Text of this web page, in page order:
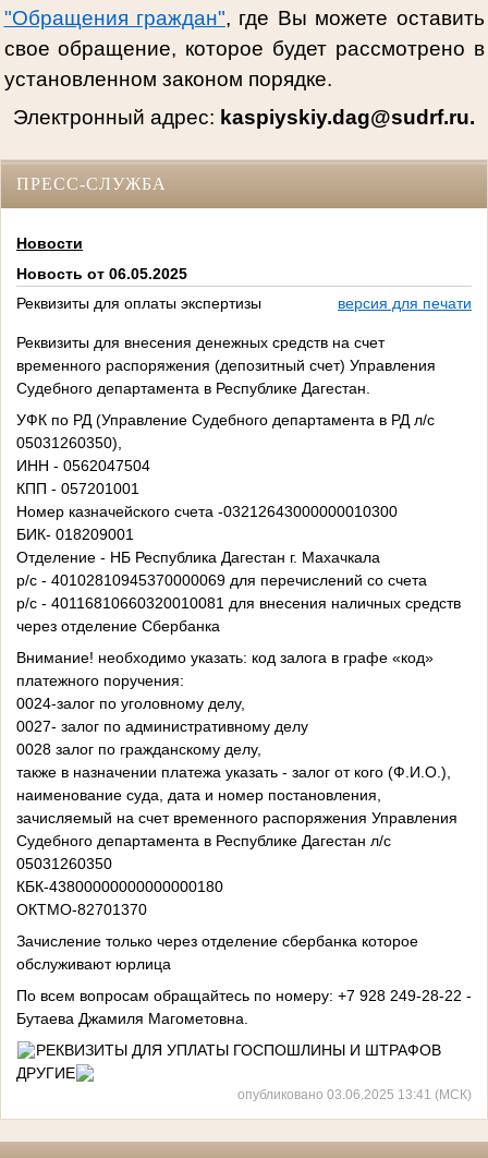
"Обращения граждан", где Вы можете оставить
свое обращение, которое будет рассмотрено в
установленном законом порядке.
Электронный адрес: kaspiyskiy.dag@sudrf.ru.
ПРЕСС-СЛУЖБА
Новости
Новость от 06.05.2025
Реквизиты для оплаты экспертизы
версия для печати
Реквизиты для внесения денежных средств на счет
временного распоряжения (депозитный счет) Управления
Судебного департамента в Республике Дагестан.
УФК по РД (Управление Судебного департамента в РД л/с
05031260350),
ИНН - 0562047504
КПП - 057201001
Номер казначейского счета -03212643000000010300
БИК- 018209001
Отделение - НБ Республика Дагестан г. Махачкала
р/с - 40102810945370000069 для перечислений со счета
р/с - 40116810660320010081 для внесения наличных средств
через отделение Сбербанка
Внимание! необходимо указать: код залога в графе «код»
платежного поручения:
0024-залог по уголовному делу,
0027- залог по административному делу
0028 залог по гражданскому делу,
также в назначении платежа указать - залог от кого (Ф.И.О.),
наименование суда, дата и номер постановления,
зачисляемый на счет временного распоряжения Управления
Судебного департамента в Республике Дагестан л/с
05031260350
КБК-43800000000000000180
ОКТМО-82701370
Зачисление только через отделение сбербанка которое
обслуживают юрлица
По всем вопросам обращайтесь по номеру: +7 928 249-28-22 -
Бутаева Джамиля Магометовна.
РЕКВИЗИТЫ ДЛЯ УПЛАТЫ ГОСПОШЛИНЫ И ШТРАФОВ
ДРУГИЕ
опубликовано 03.06.2025 13:41 (МСК)